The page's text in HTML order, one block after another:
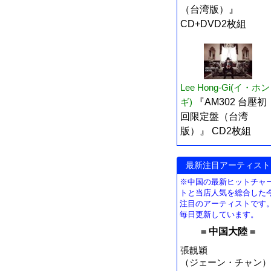
（台湾版）』
CD+DVD2枚組
Lee Hong-Gi(イ・ホン
ギ)
『AM302 台壓初
回限定盤（台湾
版）』 CD2枚組
最新注目アーティスト
※中国の最新ヒットチャ
トと当店人気を総合した
注目のアーティストです。
毎日更新しています。
= 中国大陸 =
張靚穎
（ジェーン・チャン）